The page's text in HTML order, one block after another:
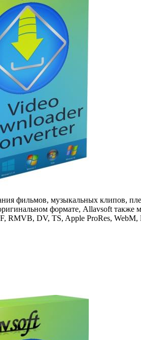
фильмов, музыкальных клипов,
формате, Allavsoft также
RMVB, DV, TS, Apple ProRes,